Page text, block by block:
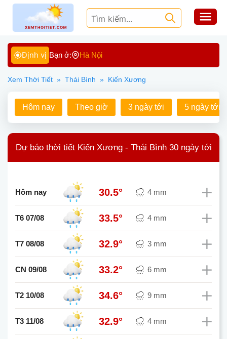
Định vị Bạn ở: Hà Nội
Xem Thời Tiết » Thái Bình » Kiến Xương
Hôm nay Theo giờ 3 ngày tới 5 ngày tới
Dự báo thời tiết Kiến Xương - Thái Bình 30 ngày tới
Hôm nay 30.5° 4 mm
T6 07/08 33.5° 4 mm
T7 08/08 32.9° 3 mm
CN 09/08 33.2° 6 mm
T2 10/08 34.6° 9 mm
T3 11/08 32.9° 4 mm